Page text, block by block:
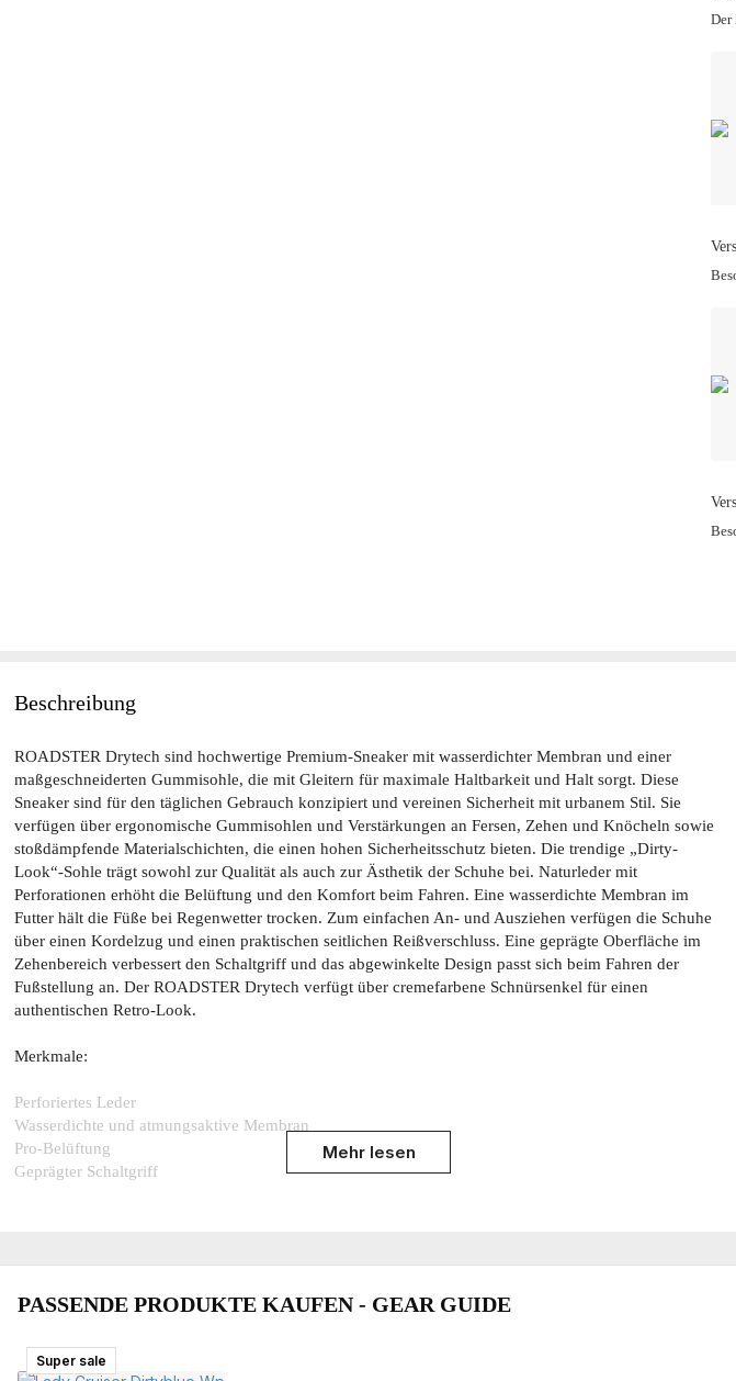
Der
Beschreibung
ROADSTER Drytech sind hochwertige Premium-Sneaker mit wasserdichter Membran und einer
maßgeschneiderten Gummisohle, die mit Gleitern für maximale Haltbarkeit und Halt sorgt. Diese
Sneaker sind für den täglichen Gebrauch konzipiert und vereinen Sicherheit mit urbanem Stil. Sie
verfügen über ergonomische Gummisohlen und Verstärkungen an Fersen, Zehen und Knöcheln sowie
stoßdämpfende Materialschichten, die einen hohen Sicherheitsschutz bieten. Die trendige „Dirty-
Look“-Sohle trägt sowohl zur Qualität als auch zur Ästhetik der Schuhe bei. Naturleder mit
Perforationen erhöht die Belüftung und den Komfort beim Fahren. Eine wasserdichte Membran im
Futter hält die Füße bei Regenwetter trocken. Zum einfachen An- und Ausziehen verfügen die Schuhe
über einen Kordelzug und einen praktischen seitlichen Reißverschluss. Eine geprägte Oberfläche im
Zehenbereich verbessert den Schaltgriff und das abgewinkelte Design passt sich beim Fahren der
Fußstellung an. Der ROADSTER Drytech verfügt über cremefarbene Schnürsenkel für einen
authentischen Retro-Look.
Merkmale:
Perforiertes Leder
Wasserdichte und atmungsaktive Membran
Pro-Belüftung
Geprägter Schaltgriff
CE-Zulassung EN 13634:2017 ID:DCS/12119525126-A
Schmutziger „Look“ auf Sohle und Schnürsenkeln
Echtes Leder, speziell behandelt, um weich zu sein
Mehr lesen
PASSENDE PRODUKTE KAUFEN - GEAR GUIDE
Super sale
Super sale